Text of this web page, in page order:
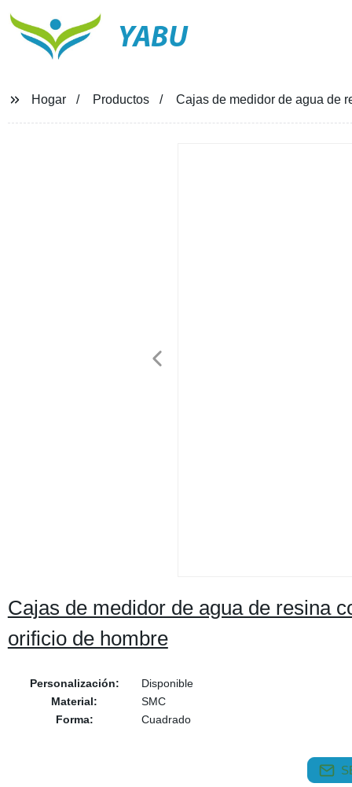
YABU
Hogar Productos Cajas de medidor de agua de
Cajas de medidor de agua de resina
orificio de hombre
Personalización:
Disponible
Material:
SMC
Forma:
Cuadrado